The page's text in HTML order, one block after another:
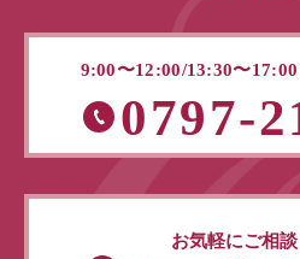
9:00〜12:00/13:30〜17:00
0797-
お気軽にご相